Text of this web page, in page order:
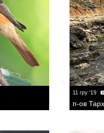
11 гру '19